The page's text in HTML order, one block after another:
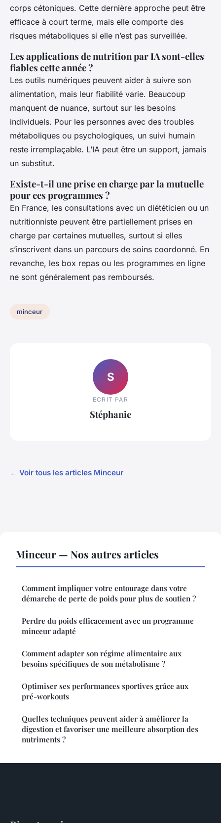
corps cétoniques. Cette dernière approche peut être
efficace à court terme, mais elle comporte des
risques métaboliques si elle n’est pas surveillée.
Les applications de nutrition par IA sont-elles
fiables cette année ?
Les outils numériques peuvent aider à suivre son
alimentation, mais leur fiabilité varie. Beaucoup
manquent de nuance, surtout sur les besoins
individuels. Pour les personnes avec des troubles
métaboliques ou psychologiques, un suivi humain
reste irremplaçable. L’IA peut être un support, jamais
un substitut.
Existe-t-il une prise en charge par la mutuelle
pour ces programmes ?
En France, les consultations avec un diététicien ou un
nutritionniste peuvent être partiellement prises en
charge par certaines mutuelles, surtout si elles
s’inscrivent dans un parcours de soins coordonné. En
revanche, les box repas ou les programmes en ligne
ne sont généralement pas remboursés.
minceur
S
ECRIT PAR
Stéphanie
← Voir tous les articles Minceur
Minceur — Nos autres articles
Comment impliquer votre entourage dans votre
démarche de perte de poids pour plus de soutien ?
Perdre du poids efficacement avec un programme
minceur adapté
Comment adapter son régime alimentaire aux
besoins spécifiques de son métabolisme ?
Optimiser ses performances sportives grâce aux
pré-workouts
Quelles techniques peuvent aider à améliorer la
digestion et favoriser une meilleure absorption des
nutriments ?